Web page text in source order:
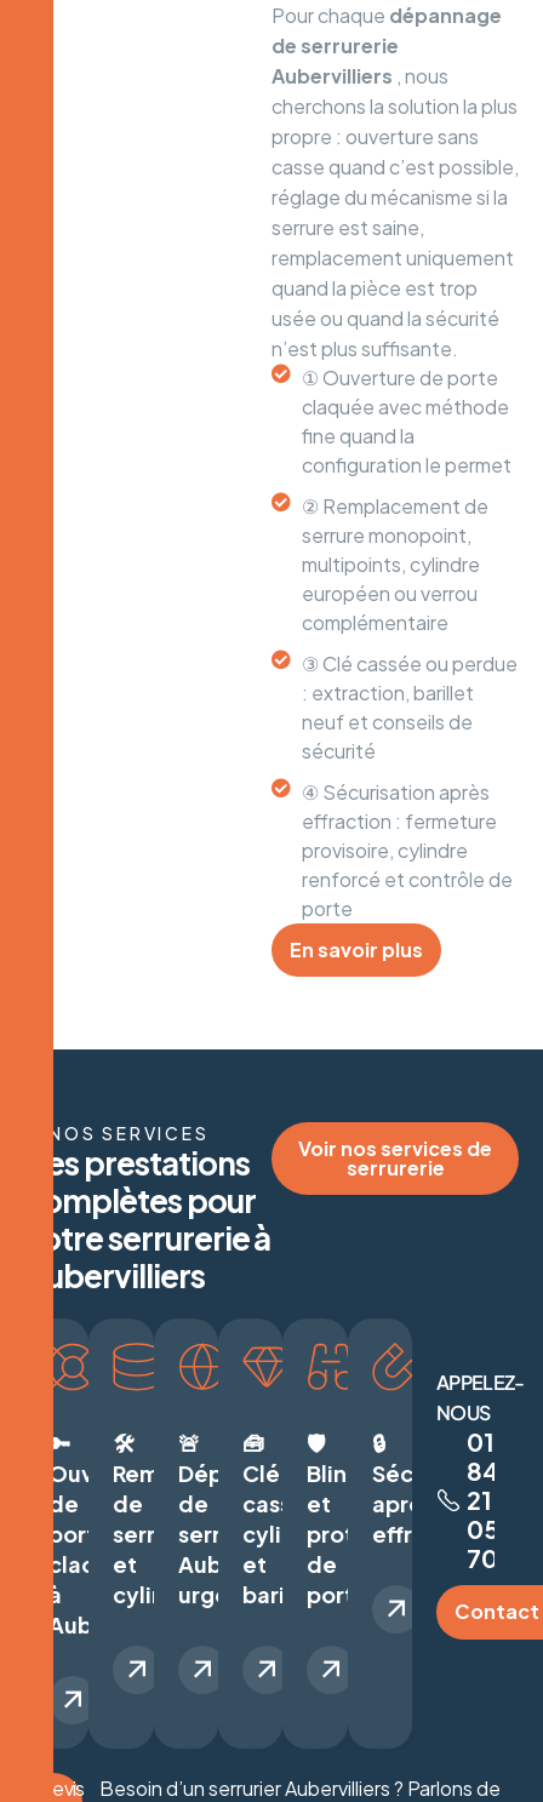
Pour chaque dépannage
de serrurerie
Aubervilliers , nous
cherchons la solution la plus
propre : ouverture sans
casse quand c’est possible,
réglage du mécanisme si la
serrure est saine,
remplacement uniquement
quand la pièce est trop
usée ou quand la sécurité
n’est plus suffisante.
① Ouverture de porte
claquée avec méthode
fine quand la
configuration le permet
② Remplacement de
serrure monopoint,
multipoints, cylindre
européen ou verrou
complémentaire
③ Clé cassée ou perdue
: extraction, barillet
neuf et conseils de
sécurité
④ Sécurisation après
effraction : fermeture
provisoire, cylindre
renforcé et contrôle de
porte
En savoir plus
NOS SERVICES
esprestations
omplètespour
otreserrurerieà
ubervilliers
Voir nos services de
serrurerie
🔑
Ouverture
de
porte
claquée
à
Aubervilliers
🛠️
Remplacement
de
serrure
et
cylindre
🚨
Dépannage
de
serrurerie
Aubervilliers
urgent
🧰
Clé
cassée,
cylindre
et
barillet
🛡️
Blindage
et
protection
de
porte
🔒
Sécurisation
après
effraction
APPELEZ-
NOUS
01
84
21
05
70
Contact
Devis Besoin d’un serrurier Aubervilliers ? Parlons de